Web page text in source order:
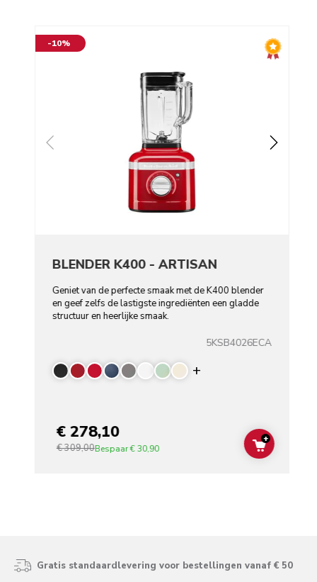
-10%
BLENDER K400 - ARTISAN
Geniet van de perfecte smaak met de K400 blender
en geef zelfs de lastigste ingrediënten een gladde
structuur en heerlijke smaak.
5KSB4026ECA
Display more
€ 278,10
€ 309,00Bespaar€ 30,90 ADD TO
+
Gratis standaardlevering voor bestellingen vanaf € 50